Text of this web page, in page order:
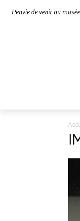
L'envie de venir au